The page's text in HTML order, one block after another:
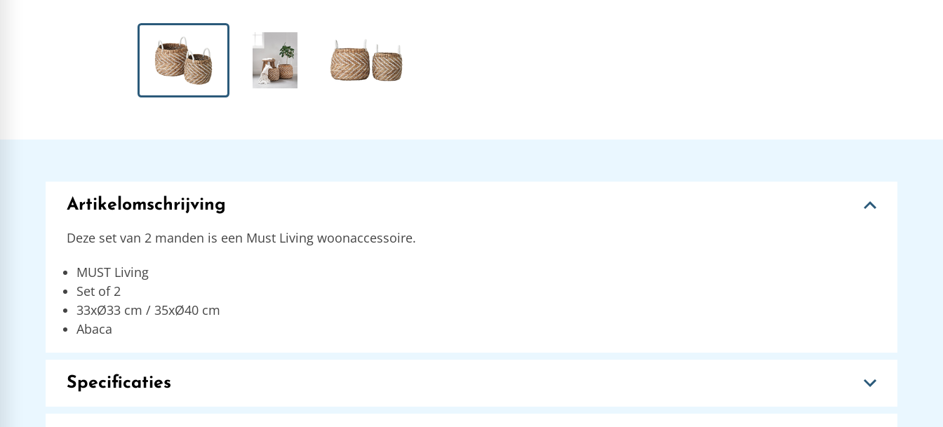
Artikelomschrijving
Deze set van 2 manden is een Must Living woonaccessoire.
MUST Living
Set of 2
33xØ33 cm / 35xØ40 cm
Abaca
Specificaties